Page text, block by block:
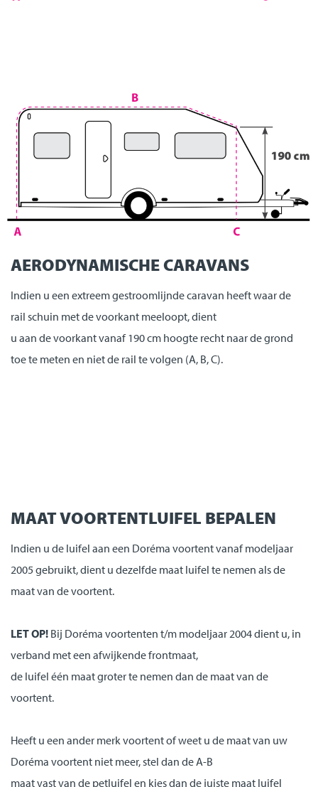
AERODYNAMISCHE CARAVANS
Indien u een extreem gestroomlijnde caravan heeft waar de
rail schuin met de voorkant meeloopt, dient
u aan de voorkant vanaf 190 cm hoogte recht naar de grond
toe te meten en niet de rail te volgen (A, B, C).
MAAT VOORTENTLUIFEL BEPALEN
Indien u de luifel aan een Doréma voortent vanaf modeljaar
2005 gebruikt, dient u dezelfde maat luifel te nemen als de
maat van de voortent.
LET OP! Bij Doréma voortenten t/m modeljaar 2004 dient u, in
verband met een afwijkende frontmaat,
de luifel één maat groter te nemen dan de maat van de
voortent.
Heeft u een ander merk voortent of weet u de maat van uw
Doréma voortent niet meer, stel dan de A-B
maat vast van de petluifel en kies dan de juiste maat luifel